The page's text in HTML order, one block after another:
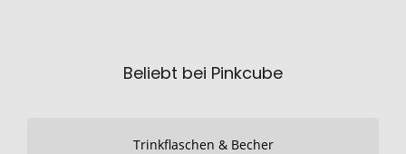
Beliebt bei Pinkcube
Trinkflaschen & Becher